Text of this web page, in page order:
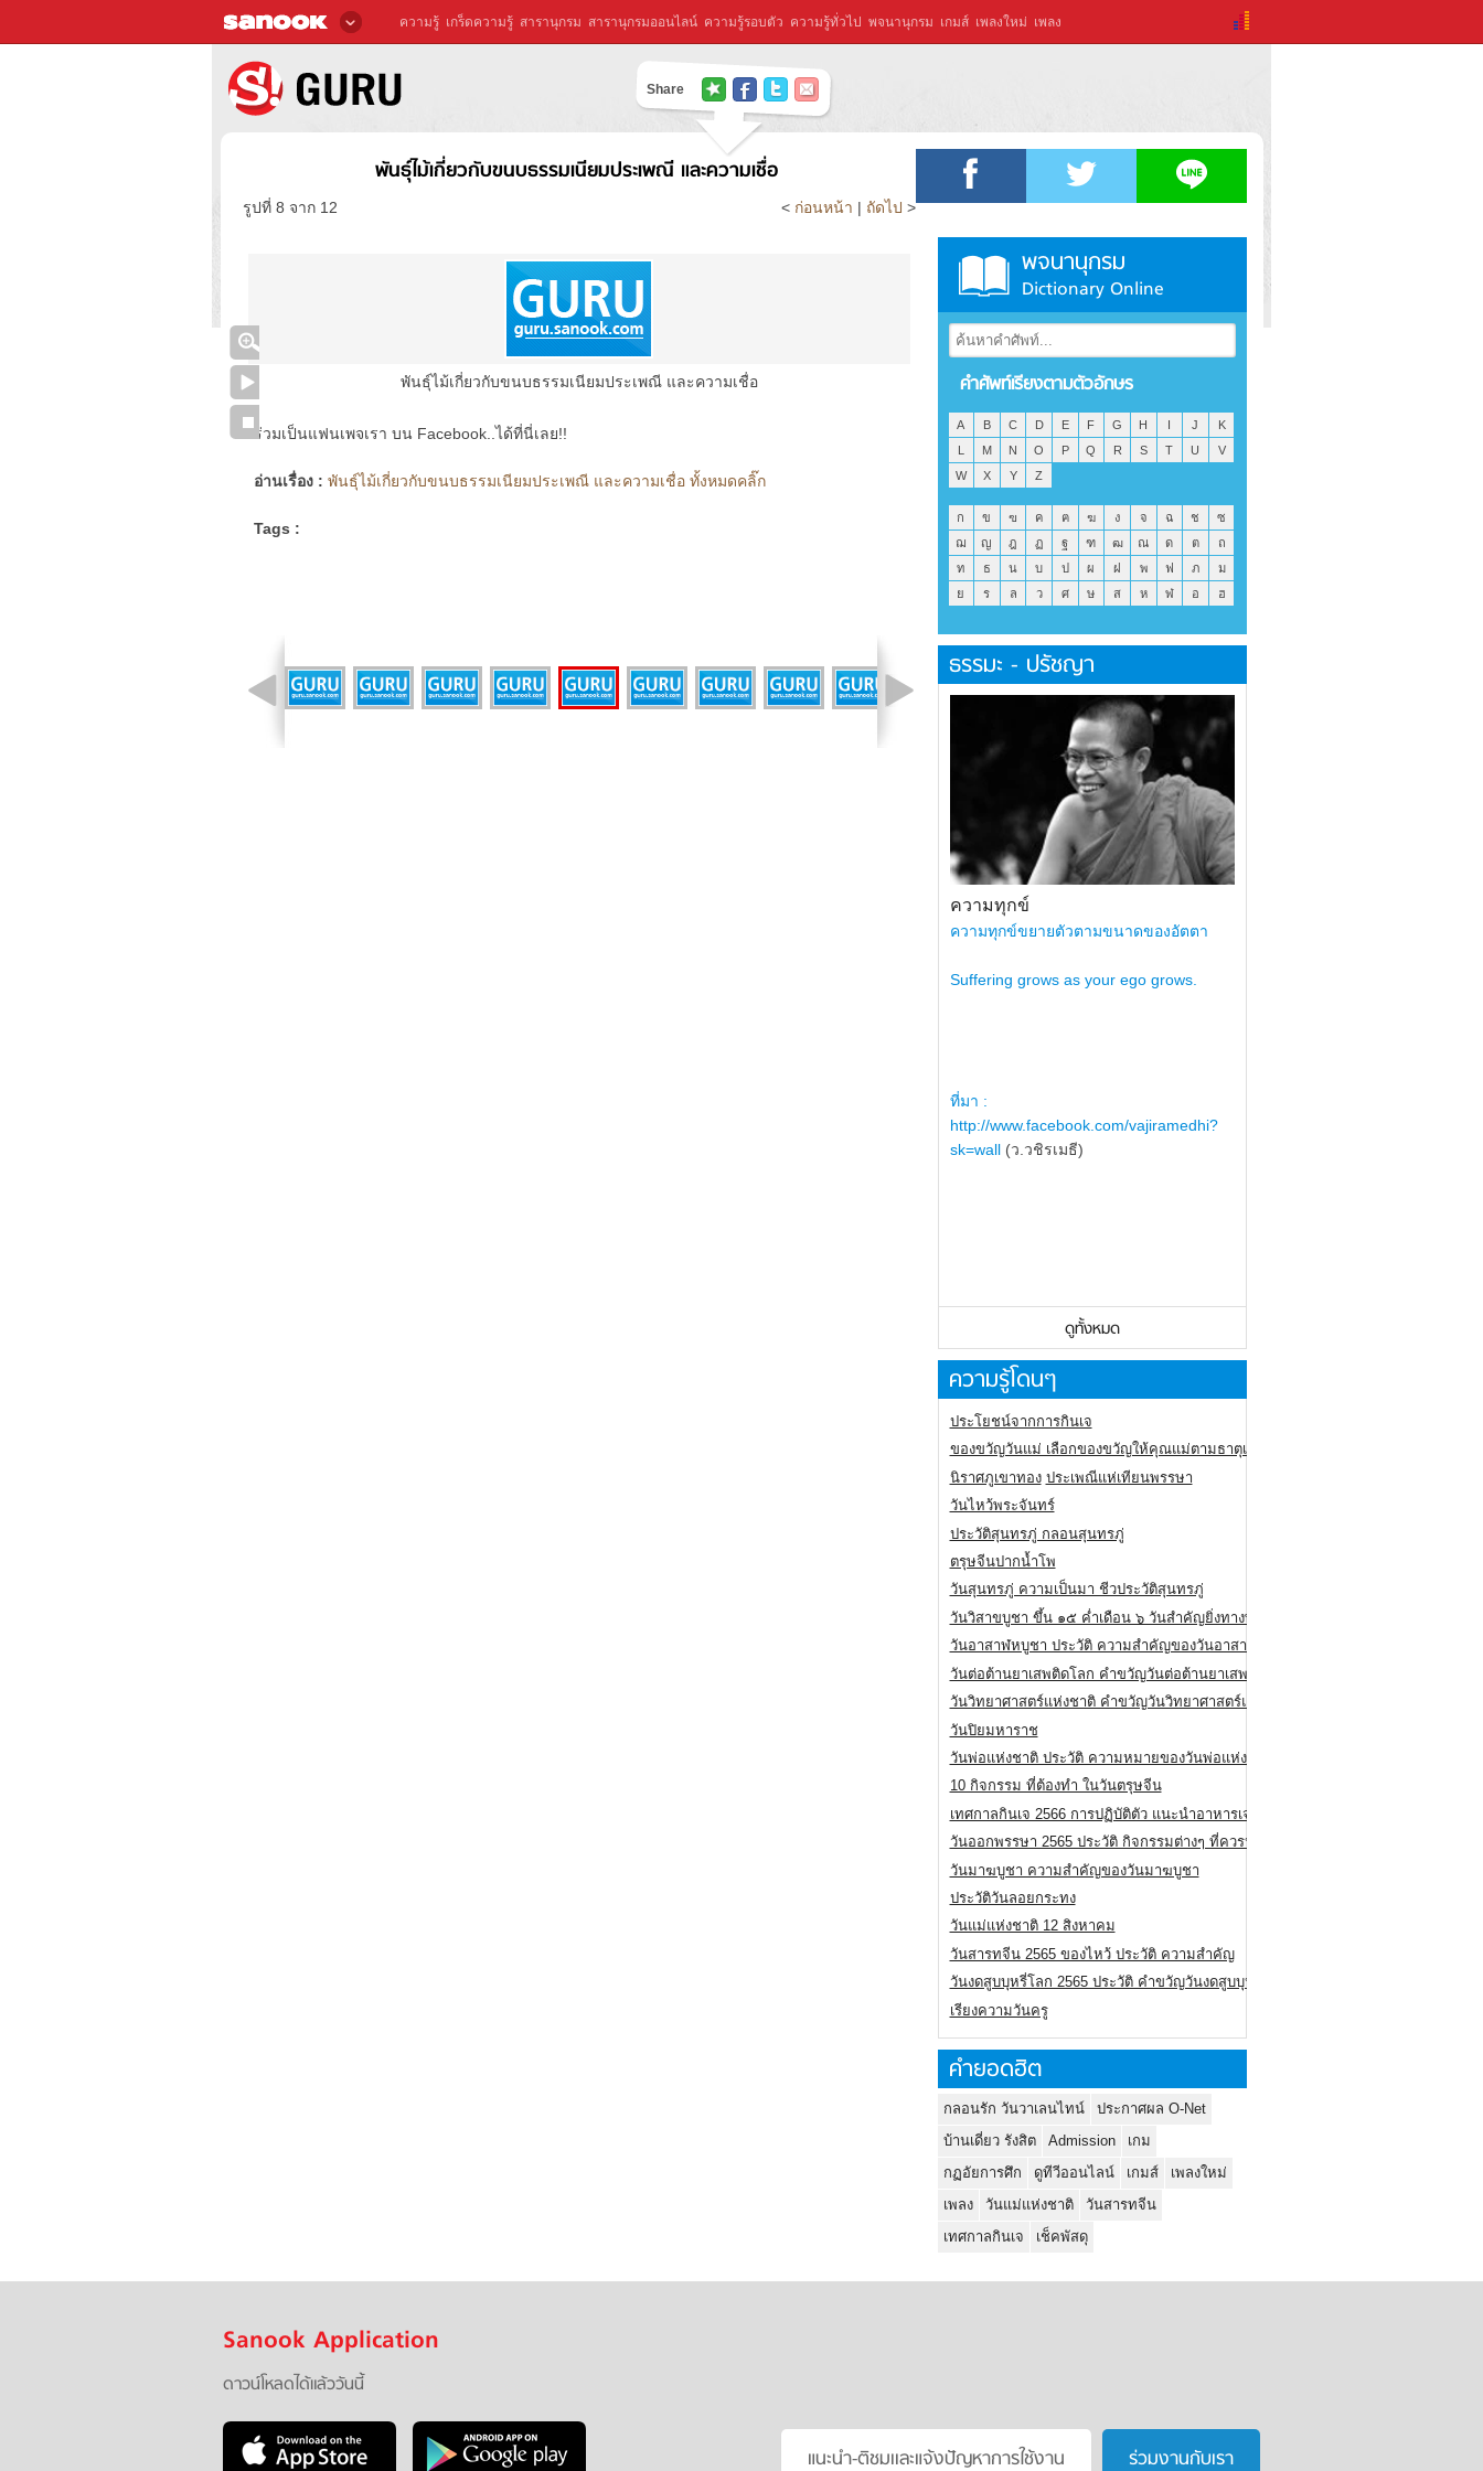
ความรู้ เกร็ดความรู้ สารานุกรม สารานุกรมออนไลน์ ความรู้รอบตัว ความรู้ทั่วไป พจนานุกรม เกมส์ เพลงใหม่ เพลง
Share
พันธุ์ไม้เกี่ยวกับขนบธรรมเนียมประเพณี และความเชื่อ
รูปที่ 8 จาก 12 < ก่อนหน้า | ถัดไป >
พันธุ์ไม้เกี่ยวกับขนบธรรมเนียมประเพณี และความเชื่อ
ร่วมเป็นแฟนเพจเรา บน Facebook..ได้ที่นี่เลย!!
อ่านเรื่อง : พันธุ์ไม้เกี่ยวกับขนบธรรมเนียมประเพณี และความเชื่อ ทั้งหมดคลิ๊ก
Tags :
พจนานุกรม
Dictionary Online
คำศัพท์เรียงตามตัวอักษร
A B C D E F G H I J
K
L
M N O P Q R S T U
V
W
X Y Z
ก ข ฃ ค ฅ ฆ ง จ ฉ ช
ซ
ฌ
ญ ฎ ฏ ฐ ฑ ฒ ณ ด ต
ถ
ท
ธ น บ ป ผ ฝ พ ฟ ภ
ม
ย
ร ล ว ศ ษ ส ห ฬ อ ฮ
ธรรมะ - ปรัชญา
ความทุกข์
ความทุกข์ขยายตัวตามขนาดของอัตตา
Suffering grows as your ego grows.
ที่มา :
http://www.facebook.com/vajiramedhi?
sk=wall (ว.วชิรเมธี)
ดูทั้งหมด
ความรู้โดนๆ
ประโยชน์จากการกินเจ
ของขวัญวันแม่ เลือกของขวัญให้คุณแม่ตามธาตุเกิด
นิราศภูเขาทอง ประเพณีแห่เทียนพรรษา
วันไหว้พระจันทร์
ประวัติสุนทรภู่ กลอนสุนทรภู่
ตรุษจีนปากน้ำโพ
วันสุนทรภู่ ความเป็นมา ชีวประวัติสุนทรภู่
วันวิสาขบูชา ขึ้น ๑๕ ค่ำเดือน ๖ วันสำคัญยิ่งทางพระพุทธศาสนา
วันอาสาฬหบูชา ประวัติ ความสําคัญของวันอาสาฬหบูชา
วันต่อต้านยาเสพติดโลก คำขวัญวันต่อต้านยาเสพติดสากล
วันวิทยาศาสตร์แห่งชาติ คำขวัญวันวิทยาศาสตร์แห่งชาติ
วันปิยมหาราช
วันพ่อแห่งชาติ ประวัติ ความหมายของวันพ่อแห่งชาติ
10 กิจกรรม ที่ต้องทำ ในวันตรุษจีน
เทศกาลกินเจ 2566 การปฏิบัติตัว แนะนำอาหารเจ
วันออกพรรษา 2565 ประวัติ กิจกรรมต่างๆ ที่ควรปฏิบัติ
วันมาฆบูชา ความสำคัญของวันมาฆบูชา
ประวัติวันลอยกระทง
วันแม่แห่งชาติ 12 สิงหาคม
วันสารทจีน 2565 ของไหว้ ประวัติ ความสำคัญ
วันงดสูบบุหรี่โลก 2565 ประวัติ คำขวัญวันงดสูบบุหรี่โลก
เรียงความวันครู
คำยอดฮิต
กลอนรัก วันวาเลนไทน์
ประกาศผล O-Net
บ้านเดี่ยว รังสิต
Admission
เกม
กฏอัยการศึก
ดูทีวีออนไลน์ เกมส์
เพลงใหม่
เพลง
วันแม่แห่งชาติ
วันสารทจีน
เทศกาลกินเจ
เช็คพัสดุ
Sanook Application
ดาวน์โหลดได้แล้ววันนี้
แนะนำ-ติชมเเละแจ้งปัญหาการใช้งาน ร่วมงานกับเรา